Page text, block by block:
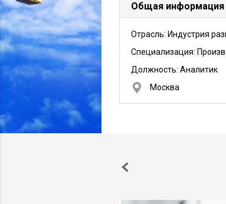
Общая информация
Отрасль: Индустрия
Специализация:
Должность: Аналитик
Москва